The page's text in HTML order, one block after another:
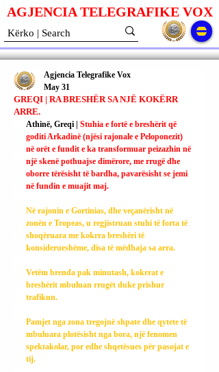
AGJENCIA TELEGRAFIKE VOX
GREQI | RA BRESHËR SA NJË KOKËRR
ARRE.
Agjencia Telegrafike Vox
May 31
Athinë, Greqi | Stuhia e fortë e breshërit që
goditi Arkadinë (njësi rajonale e Peloponezit)
në orët e fundit e ka transformuar peizazhin në
një skenë pothuajse dimërore, me rrugë dhe
oborre tërësisht të bardha, pavarësisht se jemi
në fundin e muajit maj.
Në rajonin e Gortinias, dhe veçanërisht në
zonën e Tropeas, u regjistruan stuhi të forta të
shoqëruara me kokrra breshëri të
konsiderueshëme, disa të mëdhaja sa arra.
Vetëm brenda pak minutash, kokrrat e
breshërit mbuluan rrugët duke prishur
trafikun.
Pamjet nga zona tregojnë shpate dhe qytete të
mbuluara plotësisht nga bora, një fenomen
spektakolar, por edhe shqetësues për pasojat e
tij.